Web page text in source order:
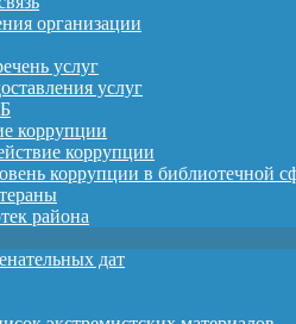
организации
услуг
услуг
коррупции
коррупции
коррупции в библиотечной
района
дат